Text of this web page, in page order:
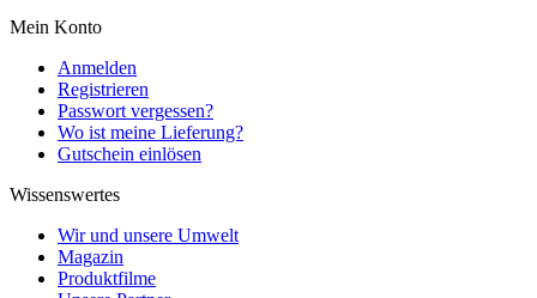
Mein Konto
Anmelden
Registrieren
Passwort vergessen?
Wo ist meine Lieferung?
Gutschein einlösen
Wissenswertes
Wir und unsere Umwelt
Magazin
Produktfilme